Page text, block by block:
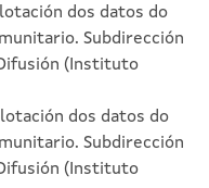
dos datos do
Subdirección
(Instituto
dos datos do
Subdirección
(Instituto